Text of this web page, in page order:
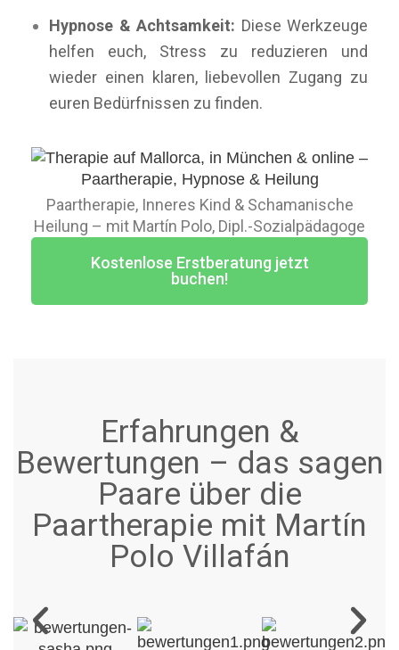
Hypnose & Achtsamkeit: Diese Werkzeuge
helfen euch, Stress zu reduzieren und
wieder einen klaren, liebevollen Zugang zu
euren Bedürfnissen zu finden.
Paartherapie, Inneres Kind & Schamanische
Heilung – mit Martín Polo, Dipl.-Sozialpädagoge
Kostenlose Erstberatung jetzt
buchen!
Erfahrungen &
Bewertungen – das sagen
Paare über die
Paartherapie mit Martín
Polo Villafán